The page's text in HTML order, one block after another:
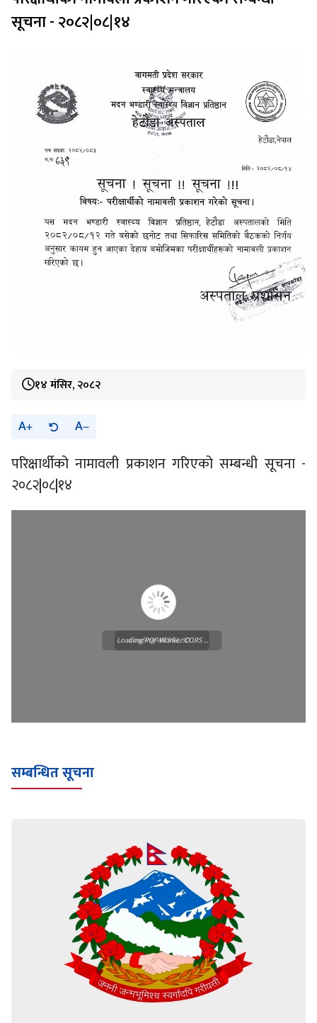
सूचना - २०८२|०८|१४
१४ मंसिर, २०८२
A A
परिक्षार्थीको नामावली प्रकाशन गरिएको सम्बन्धी सूचना -
२०८२|०८|१४
Loading WEBGL 3D ...
Loading PDF Worker CORS ...
सम्बन्धित सूचना